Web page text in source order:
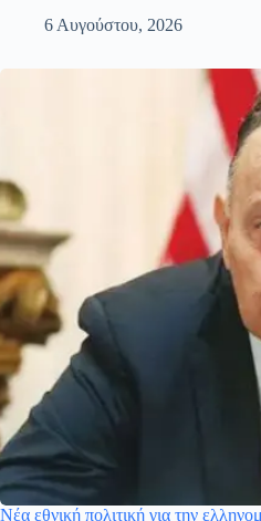
6 Αυγούστου, 2026
Νέα εθνική πολιτική για την